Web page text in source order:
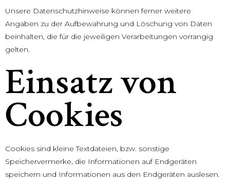
Unsere Datenschutzhinweise können ferner weitere
Angaben zu der Aufbewahrung und Löschung von Daten
beinhalten, die für die jeweiligen Verarbeitungen vorrangig
gelten.
Einsatz von
Cookies
Cookies sind kleine Textdateien, bzw. sonstige
Speichervermerke, die Informationen auf Endgeräten
speichern und Informationen aus den Endgeräten auslesen.